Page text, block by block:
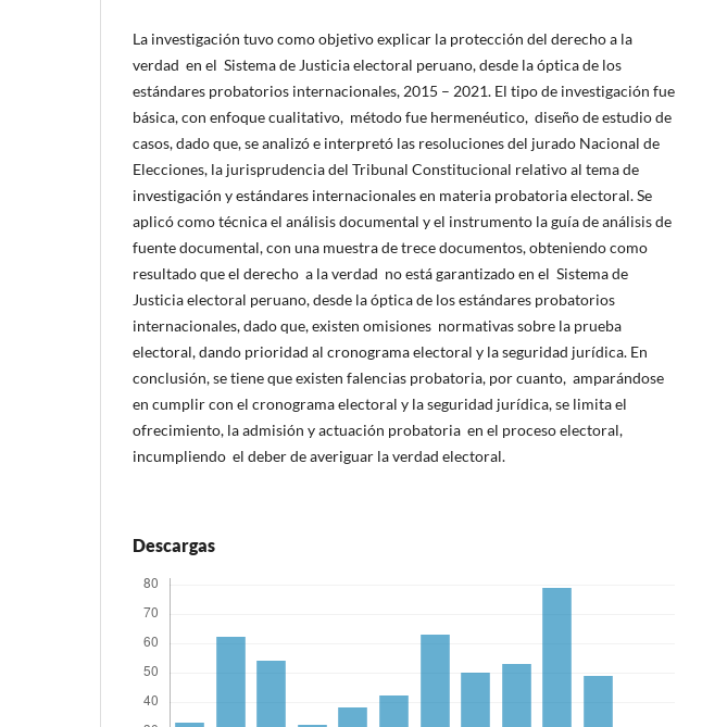
La investigación tuvo como objetivo explicar la protección del derecho a la
verdad en el Sistema de Justicia electoral peruano, desde la óptica de los
estándares probatorios internacionales, 2015 – 2021. El tipo de investigación fue
básica, con enfoque cualitativo, método fue hermenéutico, diseño de estudio de
casos, dado que, se analizó e interpretó las resoluciones del jurado Nacional de
Elecciones, la jurisprudencia del Tribunal Constitucional relativo al tema de
investigación y estándares internacionales en materia probatoria electoral. Se
aplicó como técnica el análisis documental y el instrumento la guía de análisis de
fuente documental, con una muestra de trece documentos, obteniendo como
resultado que el derecho a la verdad no está garantizado en el Sistema de
Justicia electoral peruano, desde la óptica de los estándares probatorios
internacionales, dado que, existen omisiones normativas sobre la prueba
electoral, dando prioridad al cronograma electoral y la seguridad jurídica. En
conclusión, se tiene que existen falencias probatoria, por cuanto, amparándose
en cumplir con el cronograma electoral y la seguridad jurídica, se limita el
ofrecimiento, la admisión y actuación probatoria en el proceso electoral,
incumpliendo el deber de averiguar la verdad electoral.
Descargas